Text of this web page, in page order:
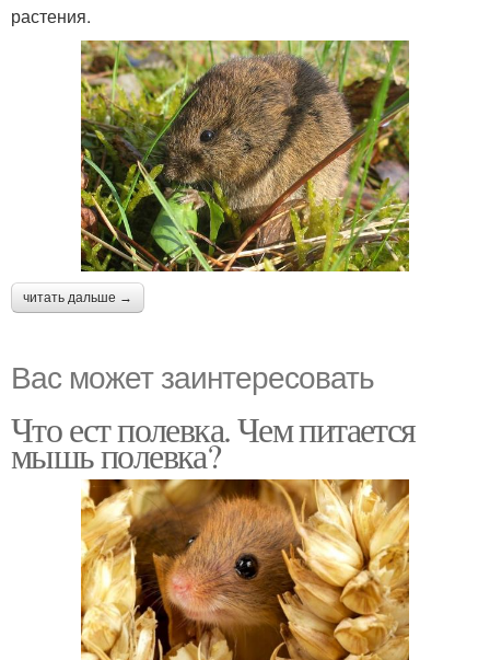
растения.
читать дальше →
Вас может заинтересовать
Что ест полевка. Чем питается
мышь полевка?